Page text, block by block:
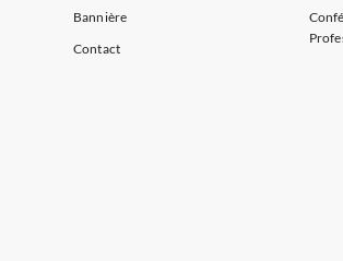
Bannière
Contact